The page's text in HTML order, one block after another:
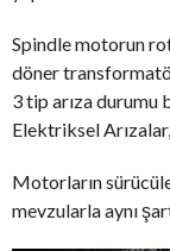
Spindle motorun
döner
3 tip arıza durumu
Elektriksel
Motorların
mevzularla aynı